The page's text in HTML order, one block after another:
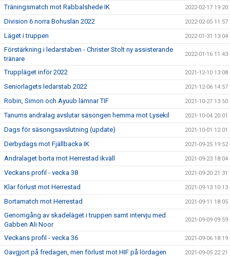
Träningsmatch mot Rabbalshede IK 2022-02-17 19:20
Division 6 norra Bohuslän 2022 2022-02-05 11:57
Läget i truppen 2022-01-31 13:04
Förstärkning i ledarstaben - Christer Stolt ny assisterande
tränare
2022-01-16 11:43
Truppläget inför 2022 2021-12-10 13:08
Seniorlagets ledarstab 2022 2021-12-06 14:57
Robin, Simon och Ayuub lämnar TIF 2021-10-27 13:50
Tanums andralag avslutar säsongen hemma mot Lysekil 2021-10-04 20:01
Dags för säsongsavslutning (update) 2021-10-01 12:01
Derbydags mot Fjällbacka IK 2021-09-25 19:52
Andralaget borta mot Herrestad ikväll 2021-09-23 18:04
Veckans profil - vecka 38 2021-09-20 21:31
Klar förlust mot Herrestad 2021-09-13 10:13
Bortamatch mot Herrestad 2021-09-11 18:05
Genomgång av skadeläget i truppen samt intervju med
Gabben Ali Noor
2021-09-09 09:59
Veckans profil - vecka 36 2021-09-06 18:19
Oavgjort på fredagen, men förlust mot HIF på lördagen 2021-09-05 22:21